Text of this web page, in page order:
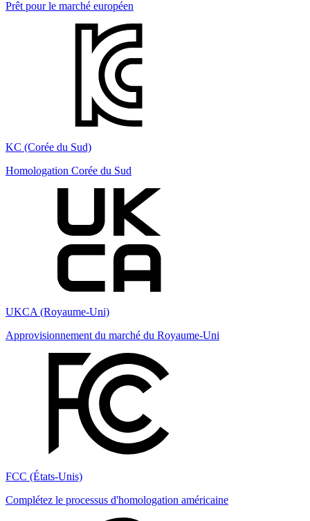
Prêt pour le marché européen
KC (Corée du Sud)
Homologation Corée du Sud
UKCA (Royaume-Uni)
Approvisionnement du marché du Royaume-Uni
FCC (États-Unis)
Complétez le processus d'homologation américaine